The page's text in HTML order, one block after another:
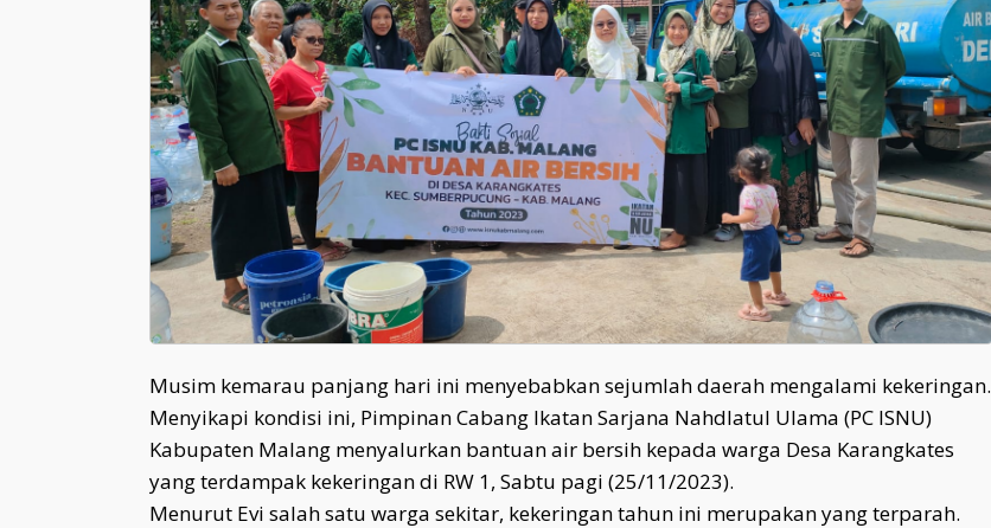
Musim kemarau panjang hari ini menyebabkan sejumlah daerah mengalami kekeringan.
Menyikapi kondisi ini, Pimpinan Cabang Ikatan Sarjana Nahdlatul Ulama (PC ISNU)
Kabupaten Malang menyalurkan bantuan air bersih kepada warga Desa Karangkates
yang terdampak kekeringan di RW 1, Sabtu pagi (25/11/2023).
Menurut Evi salah satu warga sekitar, kekeringan tahun ini merupakan yang terparah.